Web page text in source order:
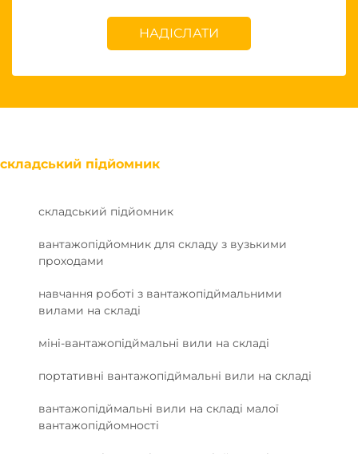
НАДІСЛАТИ
складський підйомник
складський підйомник
вантажопідйомник для складу з вузькими
проходами
навчання роботі з вантажопідймальними
вилами на складі
міні-вантажопідймальні вили на складі
портативні вантажопідймальні вили на складі
вантажопідймальні вили на складі малої
вантажопідйомності